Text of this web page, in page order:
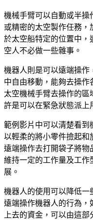
機械手臂可以自動或半操
或精密的太空製作任務
於太空船特定的位置中，
空人不必做一些雜事。
機器人則是可以遠端操作
中自由移動，能夠去操
太空機械手臂去操作的
許是可以在緊急狀態派上
範例影片中可以清楚看到
以輕柔的將小零件撿起和
遠端操作去打開袋子將物
維持一定的工作量及工作
展。
機器人的使用可以降低一
遠端操作機器人的行為，
上去的資金，可以由這